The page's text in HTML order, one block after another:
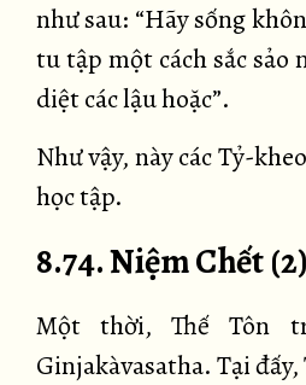
như sau: “Hãy sống
tu tập một cách sắc sảo
diệt các lậu hoặc”.
Như vậy, này các Tỷ-
học tập.
8.74. Niệm Chết (2)
Một thời, Thế Tôn
Ginjakàvasatha. Tại đấy,